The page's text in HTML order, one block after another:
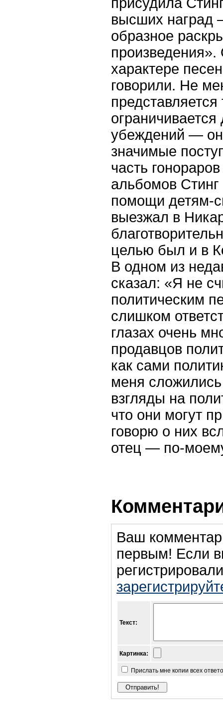
высших наград
образное
характере
говорили. Не
убеждений —
значимые
часть
альбомов
помощи детям-
выезжал в
целью был и в
В одном из
сказал: «Я не
политическим
слишком
глазах очень
продавцов
как сами
меня
взгляды на
что они могут
говорю о них
отец — по-
Ваш
первым! Если
Текст:
Картинка:
Прислать мне копии всех